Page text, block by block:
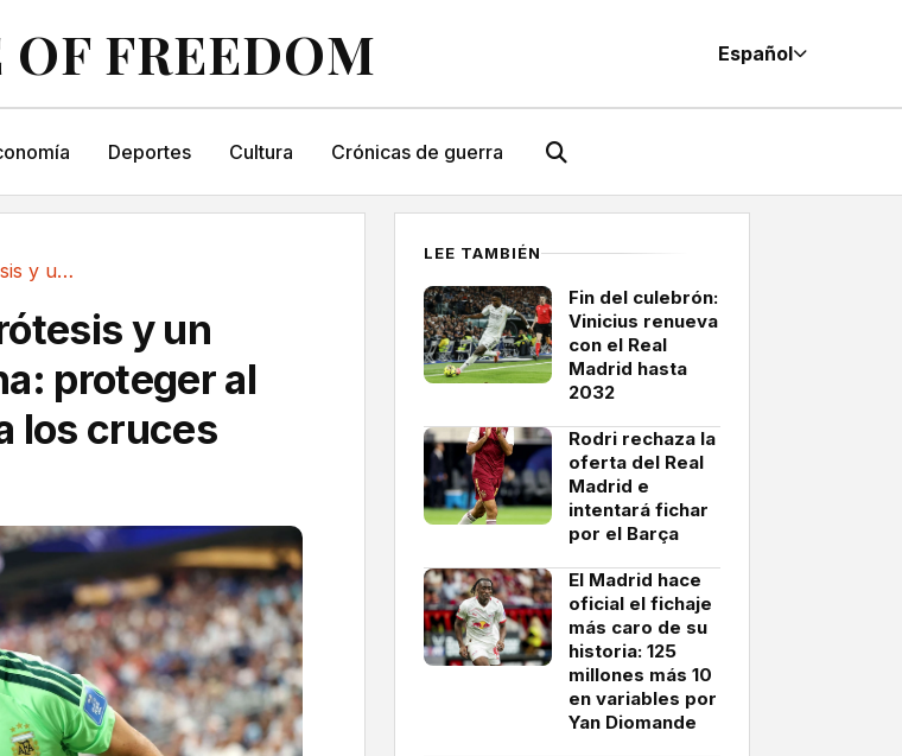
FREEDOM Español
Deportes Cultura Crónicas de guerra
Un dedo roto, una prótesis y un objetivo de...
y un
proteger al
los cruces
LEE TAMBIÉN
Fin del culebrón:
Vinicius renueva
con el Real
Madrid hasta
2032
Rodri rechaza la
oferta del Real
Madrid e
intentará fichar
por el Barça
El Madrid hace
oficial el fichaje
más caro de su
historia: 125
millones más 10
en variables por
Yan Diomande